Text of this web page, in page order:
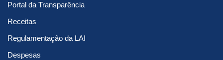
Portal da Transparência
Receitas
Regulamentação da LAI
Despesas